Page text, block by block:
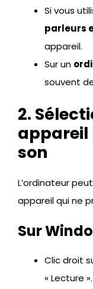
Si vous
parleurs
appareil.
Sur un
souvent
2.
appareil
son
L’ordinateur
appareil qui ne
Sur
Clic droit
« Lecture ».